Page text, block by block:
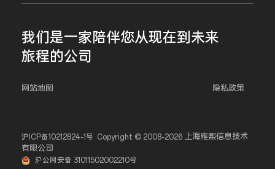
我们是一家陪伴您从现在到未来
旅程的公司
网站地图 隐私政策
沪ICP备10212824-1号 Copyright © 2008-2026 上海雍熙信息技术
有限公司
沪公网安备 31011502002210号